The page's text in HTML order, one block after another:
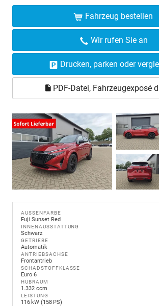
Fahrzeug bestellen
Wir rufen Sie an
Drucken, parken oder
PDF-Datei, Fahrzeugexposé
AUSSENFARBE
Fuji Sunset Red
INNENAUSSTATTUNG
Schwarz
GETRIEBE
Automatik
ANTRIEBSACHSE
Frontantrieb
SCHADSTOFFKLASSE
Euro 6
HUBRAUM
1.332 ccm
LEISTUNG
116 kW (158 PS)